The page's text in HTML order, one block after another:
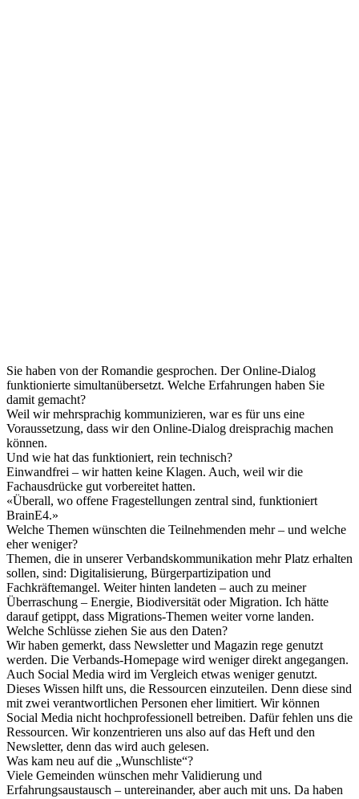
Sie haben von der Romandie gesprochen. Der Online-Dialog
funktionierte simultanübersetzt. Welche Erfahrungen haben Sie
damit gemacht?
Weil wir mehrsprachig kommunizieren, war es für uns eine
Voraussetzung, dass wir den Online-Dialog dreisprachig machen
können.
Und wie hat das funktioniert, rein technisch?
Einwandfrei – wir hatten keine Klagen. Auch, weil wir die
Fachausdrücke gut vorbereitet hatten.
«Überall, wo offene Fragestellungen zentral sind, funktioniert
BrainE4.»
Welche Themen wünschten die Teilnehmenden mehr – und welche
eher weniger?
Themen, die in unserer Verbandskommunikation mehr Platz erhalten
sollen, sind: Digitalisierung, Bürgerpartizipation und
Fachkräftemangel. Weiter hinten landeten – auch zu meiner
Überraschung – Energie, Biodiversität oder Migration. Ich hätte
darauf getippt, dass Migrations-Themen weiter vorne landen.
Welche Schlüsse ziehen Sie aus den Daten?
Wir haben gemerkt, dass Newsletter und Magazin rege genutzt
werden. Die Verbands-Homepage wird weniger direkt angegangen.
Auch Social Media wird im Vergleich etwas weniger genutzt.
Dieses Wissen hilft uns, die Ressourcen einzuteilen. Denn diese sind
mit zwei verantwortlichen Personen eher limitiert. Wir können
Social Media nicht hochprofessionell betreiben. Dafür fehlen uns die
Ressourcen. Wir konzentrieren uns also auf das Heft und den
Newsletter, denn das wird auch gelesen.
Was kam neu auf die „Wunschliste“?
Viele Gemeinden wünschen mehr Validierung und
Erfahrungsaustausch – untereinander, aber auch mit uns. Da haben